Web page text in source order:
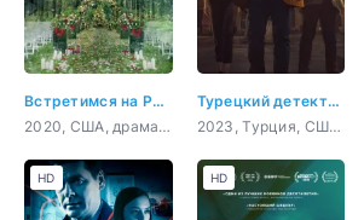
Встретимся на Рождество
2020, США, драма, мелодрама
Турецкий детектив
2023, Турция, США, триллер, драма, криминал
HD HD